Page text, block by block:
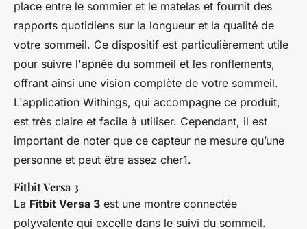
place entre le sommier et le matelas et fournit des
rapports quotidiens sur la longueur et la qualité de
votre sommeil. Ce dispositif est particulièrement utile
pour suivre l'apnée du sommeil et les ronflements,
offrant ainsi une vision complète de votre sommeil.
L'application Withings, qui accompagne ce produit,
est très claire et facile à utiliser. Cependant, il est
important de noter que ce capteur ne mesure qu’une
personne et peut être assez cher1.
Fitbit Versa 3
La Fitbit Versa 3 est une montre connectée
polyvalente qui excelle dans le suivi du sommeil.